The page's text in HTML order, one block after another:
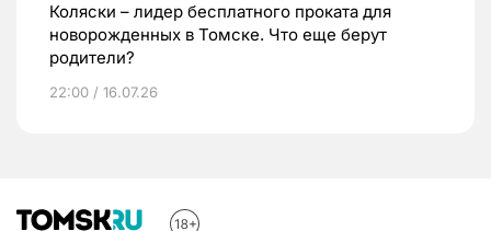
Коляски – лидер бесплатного проката для
новорожденных в Томске. Что еще берут
родители?
22:00 / 16.07.26